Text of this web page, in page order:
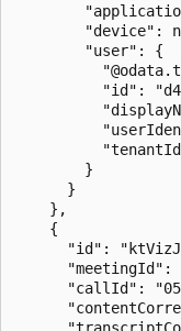
"device":
        "user": {
"id":
        }
      }
    },
    {
"id":
"meetingId":
"callId":